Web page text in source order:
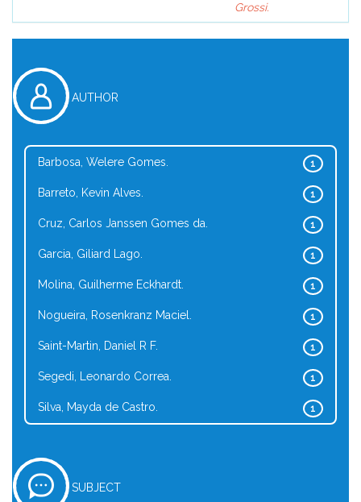
Grossi.
AUTHOR
1
Barbosa, Welere Gomes.
1
Barreto, Kevin Alves.
1
Cruz, Carlos Janssen Gomes da.
1
Garcia, Giliard Lago.
1
Molina, Guilherme Eckhardt.
1
Nogueira, Rosenkranz Maciel.
1
Saint-Martin, Daniel R F.
1
Segedi, Leonardo Correa.
1
Silva, Mayda de Castro.
SUBJECT